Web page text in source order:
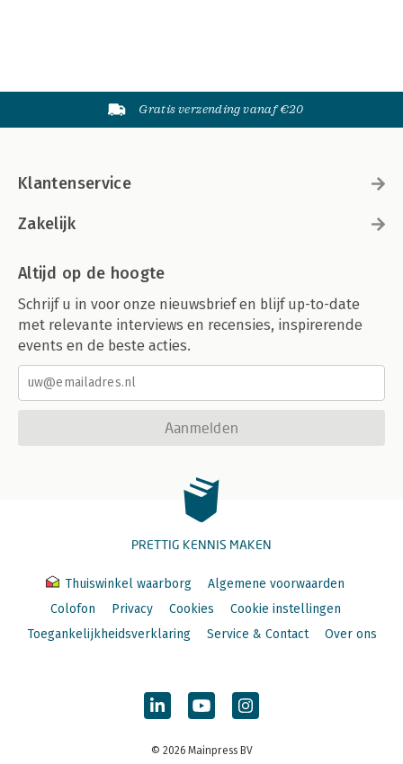
Gratis verzending vanaf €20
Klantenservice
Zakelijk
Altijd op de hoogte
Schrijf u in voor onze nieuwsbrief en blijf up-to-date
met relevante interviews en recensies, inspirerende
events en de beste acties.
Aanmelden
PRETTIG KENNIS MAKEN
Thuiswinkel waarborg
Algemene voorwaarden
Colofon
Privacy Cookies
Cookie instellingen
Toegankelijkheidsverklaring
Service & Contact Over ons
© 2026 Mainpress BV